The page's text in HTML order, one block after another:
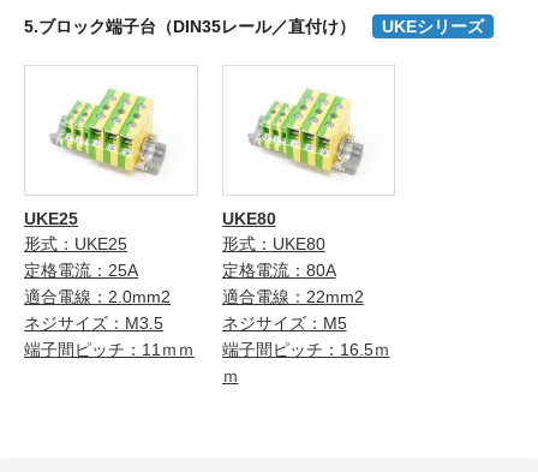
5.ブロック端子台（DIN35レール／直付け） UKEシリーズ
UKE25
形式：UKE25
定格電流：25A
適合電線：2.0mm2
ネジサイズ：M3.5
端子間ピッチ：11ｍｍ
UKE80
形式：UKE80
定格電流：80A
適合電線：22mm2
ネジサイズ：M5
端子間ピッチ：16.5ｍ
ｍ